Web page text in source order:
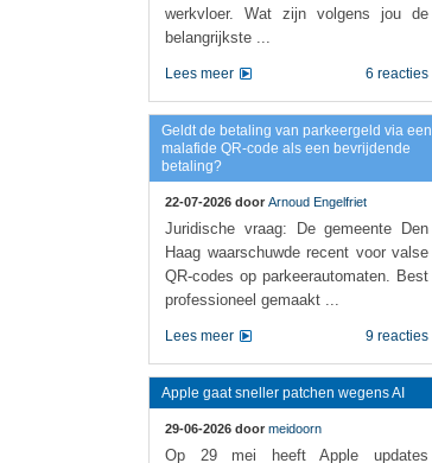
werkvloer. Wat zijn volgens jou de
belangrijkste ...
6 reacties
Lees meer
Geldt de betaling van parkeergeld via een
malafide QR-code als een bevrijdende
betaling?
22-07-2026 door Arnoud Engelfriet
Juridische vraag: De gemeente Den
Haag waarschuwde recent voor valse
QR-codes op parkeerautomaten. Best
professioneel gemaakt ...
9 reacties
Lees meer
Apple gaat sneller patchen wegens AI
29-06-2026 door meidoorn
Op 29 mei heeft Apple updates